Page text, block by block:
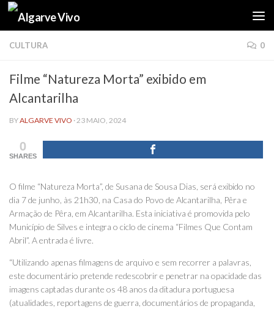
Skip to content
CULTURA 0
Filme “Natureza Morta” exibido em
Alcantarilha
BYALGARVE VIVO ·23 MAIO, 2024
0
SHARES
O filme “Natureza Morta”, de Susana de Sousa Dias, será exibido no
dia 7 de junho, às 21h30, na Casa do Povo de Alcantarilha, Pêra e
Armação de Pêra, em Alcantarilha. Esta iniciativa é promovida pelo
Município de Silves e integra o ciclo de cinema “Filmes Que Contam
Abril”. A entrada é livre.
“Utilizando apenas filmagens de arquivo e sem recorrer a palavras,
este documentário pretende redescobrir e penetrar na opacidade das
imagens captadas durante os 48 anos da ditadura portuguesa
(atualidades, reportagens de guerra, documentários de propaganda,